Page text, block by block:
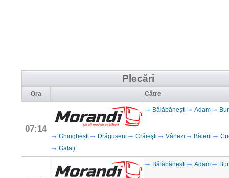
Plecări
Ora Către
07:14
Bălăbănești Adam
Ghinghești Drăgușeni Crăieşti Vârlezi Băleni
Galați
Bălăbănești Adam